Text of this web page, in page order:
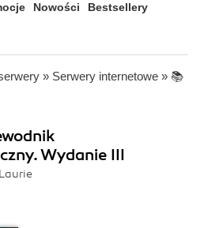
Nowości Bestsellery
» Serwery internetowe » 📚
Wydanie III